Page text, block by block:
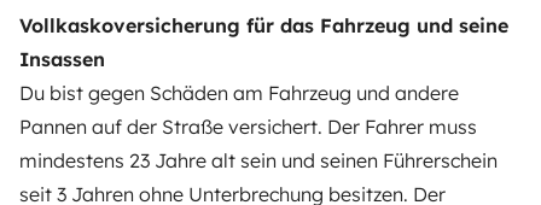
Vollkaskoversicherung für das Fahrzeug und seine
Insassen
Du bist gegen Schäden am Fahrzeug und andere
Pannen auf der Straße versichert. Der Fahrer muss
mindestens 23 Jahre alt sein und seinen Führerschein
seit 3 Jahren ohne Unterbrechung besitzen. Der
Instagram
X
WOHNMOBIL MIETEN